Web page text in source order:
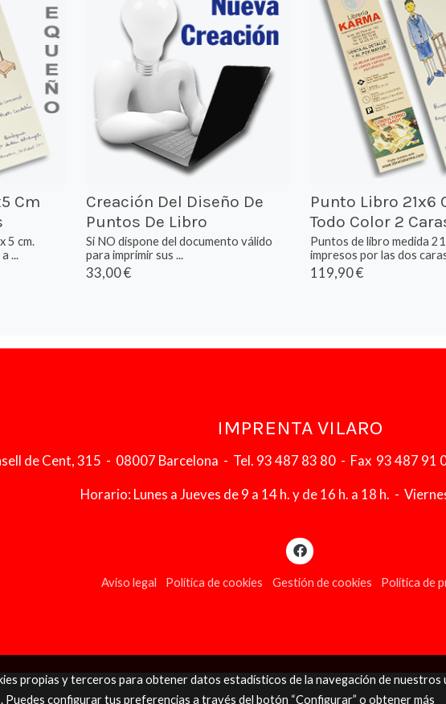
Cm
5 cm.
...
Creación Del Diseño De
Puntos De Libro
Si NO dispone del documento válido
para imprimir sus ...
33,00 €
Punto Libro 21x6
Todo Color 2
Puntos de libro medida 21
impresos por las dos
119,90 €
IMPRENTA VILARO
de Cent, 315 - 08007 Barcelona - Tel. 93 487 83 80 - Fax 93 487
Horario: Lunes a Jueves de 9 a 14 h. y de 16 h. a 18 h. -
Aviso legal Política de cookies Gestión de cookies Política de
propias y terceros para obtener datos estadísticos de la navegación de nuestros
configurar tus preferencias a través del botón “Configurar” o obtener más